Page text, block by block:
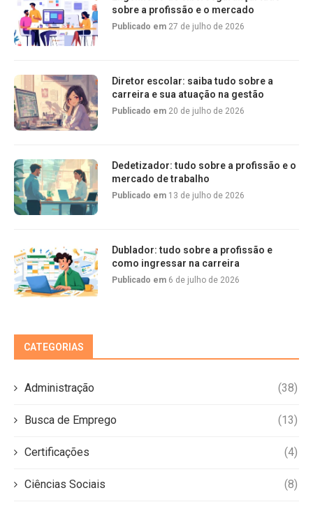
sobre a profissão e o mercado
Publicado em 27 de julho de 2026
Diretor escolar: saiba tudo sobre a
carreira e sua atuação na gestão
Publicado em 20 de julho de 2026
Dedetizador: tudo sobre a profissão e o
mercado de trabalho
Publicado em 13 de julho de 2026
Dublador: tudo sobre a profissão e
como ingressar na carreira
Publicado em 6 de julho de 2026
CATEGORIAS
Administração (38)
Busca de Emprego (13)
Certificações (4)
Ciências Sociais (8)